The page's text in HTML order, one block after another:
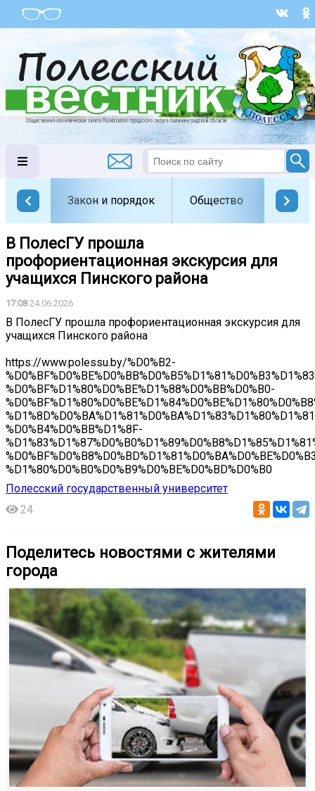
Закон и порядок Общество
В ПолесГУ прошла
профориентационная экскурсия для
учащихся Пинского района
17:0824.06.2026
В ПолесГУ прошла профориентационная экскурсия для
учащихся Пинского района
https://www.polessu.by/%D0%B2-
%D0%BF%D1%80%D0%BE%D1%88%D0%BB%D0%B0-
%D0%B4%D0%BB%D1%8F-
%D1%80%D0%B0%D0%B9%D0%BE%D0%BD%D0%B0
Полесский государственный университет
24
Поделитесь новостями с жителями
города